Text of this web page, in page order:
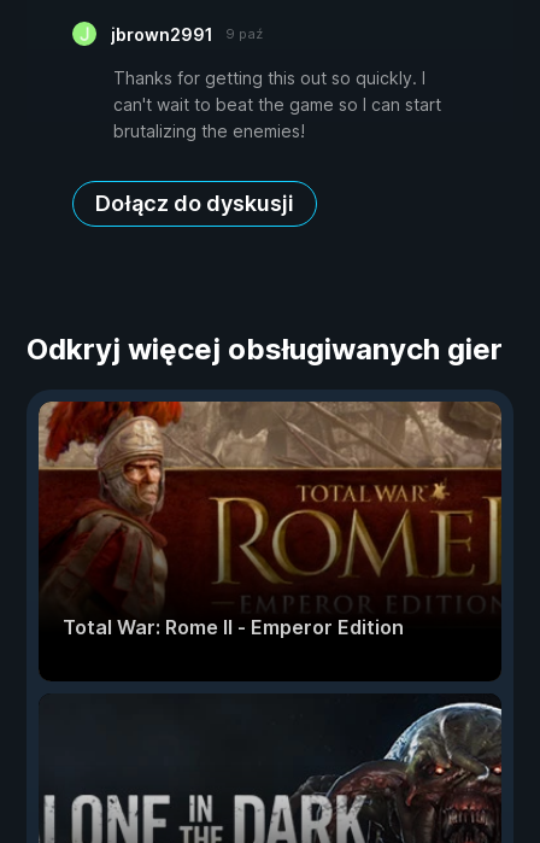
jbrown2991 9 paź
Thanks for getting this out so quickly. I
can't wait to beat the game so I can start
brutalizing the enemies!
Dołącz do dyskusji
Odkryj więcej obsługiwanych gier
Total War: Rome II - Emperor Edition